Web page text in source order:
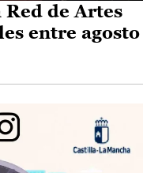
Red de Artes
entre agosto